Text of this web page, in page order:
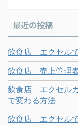
最近の投稿
飲食店 エクセル
飲食店 売上管理
飲食店 エクセル
で変わる方法
飲食店 エクセル